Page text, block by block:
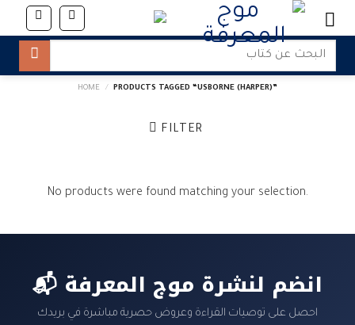
content
Search
HOME / PRODUCTS TAGGED “USBORNE (HARPER)”
FILTER
No products were found matching your selection.
📬 انضم لنشرة موج المعرفة
احصل على توصيات القراءة وعروض حصرية مباشرة في بريدك